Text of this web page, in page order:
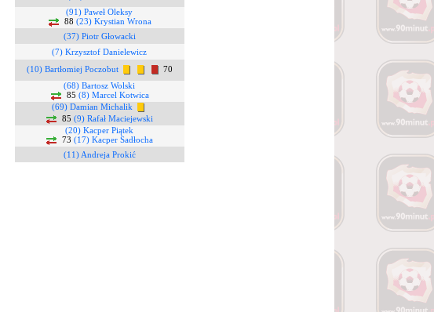
(91) Paweł Oleksy
88 (23) Krystian Wrona
(37) Piotr Głowacki
(7) Krzysztof Danielewicz
(10) Bartłomiej Poczobut 70
(68) Bartosz Wolski
85 (8) Marcel Kotwica
(69) Damian Michalik
85 (9) Rafał Maciejewski
(20) Kacper Piątek
73 (17) Kacper Sadłocha
(11) Andreja Prokić